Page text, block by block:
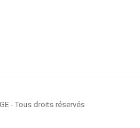
- Tous droits réservés